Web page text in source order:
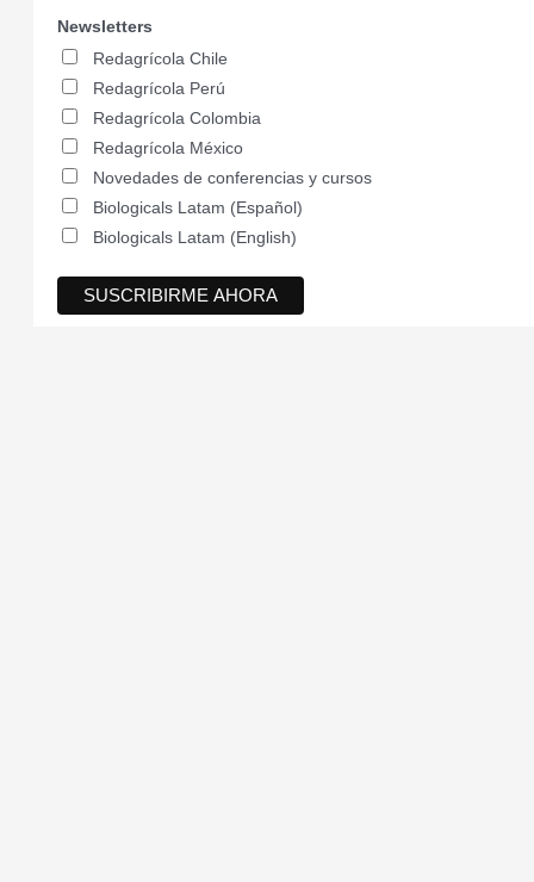
Newsletters
Redagrícola Chile
Redagrícola Perú
Redagrícola Colombia
Redagrícola México
Novedades de conferencias y cursos
Biologicals Latam (Español)
Biologicals Latam (English)